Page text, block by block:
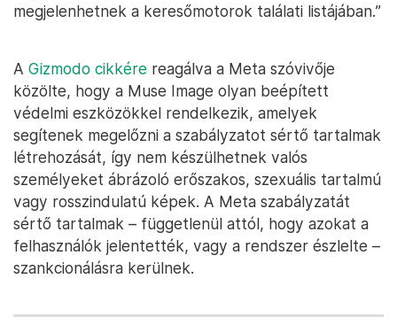
megjelenhetnek a keresőmotorok találati listájában.”
A Gizmodo cikkére reagálva a Meta szóvivője
közölte, hogy a Muse Image olyan beépített
védelmi eszközökkel rendelkezik, amelyek
segítenek megelőzni a szabályzatot sértő tartalmak
létrehozását, így nem készülhetnek valós
személyeket ábrázoló erőszakos, szexuális tartalmú
vagy rosszindulatú képek. A Meta szabályzatát
sértő tartalmak – függetlenül attól, hogy azokat a
felhasználók jelentették, vagy a rendszer észlelte –
szankcionálásra kerülnek.